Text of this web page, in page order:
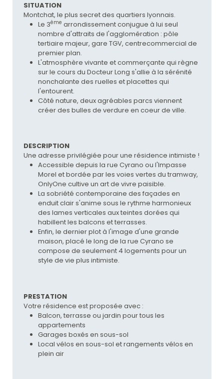
SITUATION
Montchat, le plus secret des quartiers lyonnais.
Le 3ème arrondissement conjugue à lui seul
nombre d'attraits de l'agglomération : pôle
tertiaire majeur, gare TGV, centrecommercial de
premier plan.
L'atmosphère vivante et commerçante qui règne
sur le cours du Docteur Long s'allie à la sérénité
nonchalante des ruelles et placettes qui
l'entourent.
Côté nature, deux agréables parcs viennent
créer des bulles de verdure en coeur de ville.
DESCRIPTION
Une adresse privilégiée pour une résidence intimiste !
Accessible depuis la rue Cyrano ou l'Impasse
Morel et bordée par les voies vertes du tramway,
OnlyOne cultive un art de vivre paisible.
La sobriété contemporaine des façades en
enduit clair s'anime sous le rythme harmonieux
des lames verticales aux teintes dorées qui
habillent les balcons et terrasses.
Enfin, le dernier plot à l'image d'une grande
maison, placé le long de la rue Cyrano se
compose de seulement 4 logements pour un
style de vie plus intimiste.
PRESTATION
Votre résidence est proposée avec :
Balcon, terrasse ou jardin pour tous les
appartements
Garages boxés en sous-sol
Local vélos en sous-sol et rangements vélos en
plein air